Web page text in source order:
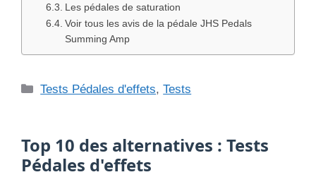
Les pédales de saturation
Voir tous les avis de la pédale JHS Pedals
Summing Amp
Catégories
Tests Pédales d'effets,Tests
Top 10 des alternatives : Tests
Pédales d'effets